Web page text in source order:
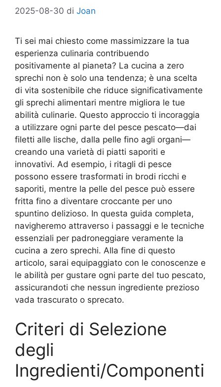
2025-08-30 di Joan
Ti sei mai chiesto come massimizzare la tua
esperienza culinaria contribuendo
positivamente al pianeta? La cucina a zero
sprechi non è solo una tendenza; è una scelta
di vita sostenibile che riduce significativamente
gli sprechi alimentari mentre migliora le tue
abilità culinarie. Questo approccio ti incoraggia
a utilizzare ogni parte del pesce pescato—dai
filetti alle lische, dalla pelle fino agli organi—
creando una varietà di piatti saporiti e
innovativi. Ad esempio, i ritagli di pesce
possono essere trasformati in brodi ricchi e
saporiti, mentre la pelle del pesce può essere
fritta fino a diventare croccante per uno
spuntino delizioso. In questa guida completa,
navigheremo attraverso i passaggi e le tecniche
essenziali per padroneggiare veramente la
cucina a zero sprechi. Alla fine di questo
articolo, sarai equipaggiato con le conoscenze e
le abilità per gustare ogni parte del tuo pescato,
assicurandoti che nessun ingrediente prezioso
vada trascurato o sprecato.
Criteri di Selezione
degli
Ingredienti/Componenti